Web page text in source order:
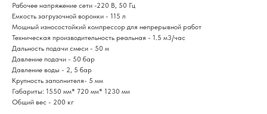
Рабочее напряжение сети -220 В, 50 Гц
Емкость загрузочной воронки - 115 л
Мощный износостойкий компрессор для непрерывной работ
Техническая производительность реальная - 1.5 м3/час
Дальность подачи смеси - 50 м
Давление подачи - 50 бар
Давление воды - 2, 5 бар
Крупность заполнителя- 5 мм
Габариты: 1550 мм* 720 мм* 1230 мм
Общий вес - 200 кг